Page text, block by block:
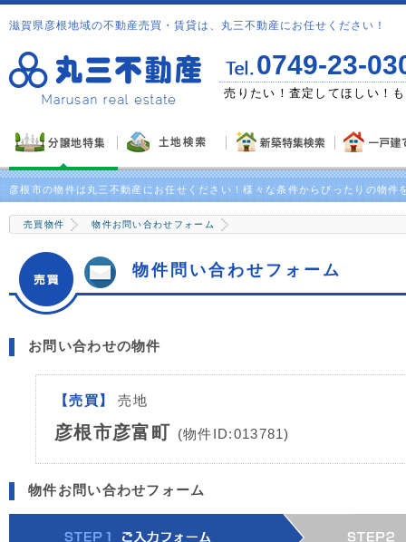
滋賀県彦根地域の不動産売買・賃貸は、丸三不動産にお任せください！
0749-23-
ント！ 売りたい！査定してほしい！
彦根市の物件は丸三不動産にお任せください！様々な条件からぴったりの物件
売買物件 物件お問い合わせフォーム
物件問い合わせフォーム
お問い合わせの物件
【売買】 売地
彦根市彦富町 (物件ID:013781)
物件お問い合わせフォーム